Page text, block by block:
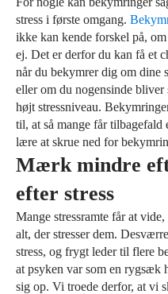
stress i første omgang.
ikke kan kende forskel på,
ej. Det er derfor du kan få et
når du bekymrer dig om dine
eller om du nogensinde bliver
højt stressniveau.
til, at så mange får
lære at skrue ned for
Mærk mindre
efter stress
Mange stressramte får at
alt, der stresser dem.
stress, og frygt leder til flere
at psyken var som en rygsæk
sig op. Vi troede derfor, at vi